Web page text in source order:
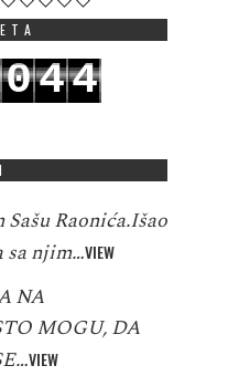
044
Sašu Raonića.Išao
sa njim…VIEW
NA
MOGU, DA
VIEW